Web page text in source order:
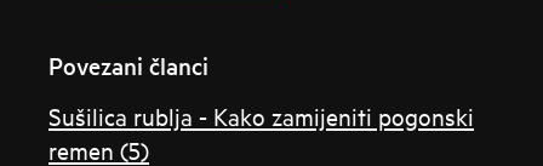
Povezani članci
Sušilica rublja - Kako zamijeniti pogonski
remen (5)